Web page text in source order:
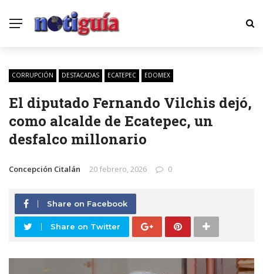
CORRUPCIÓN DESTACADAS ECATEPEC EDOMEX
El diputado Fernando Vilchis dejó,
como alcalde de Ecatepec, un
desfalco millonario
Concepción Citalán 20 febrero, 2026 0
Share on Facebook
Share on Twitter